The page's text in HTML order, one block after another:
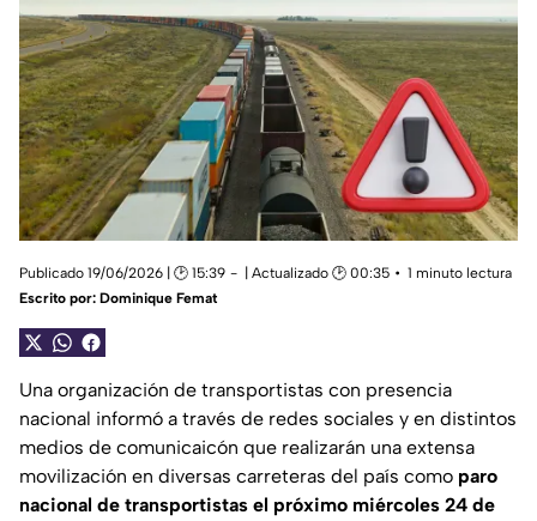
Publicado 19/06/2026 | 🕑 15:39 | Actualizado 🕑 00:35
1 minuto lectura
Escrito por: Dominique Femat
Una organización de transportistas con presencia
nacional informó a través de redes sociales y en distintos
medios de comunicaicón que realizarán una extensa
movilización en diversas carreteras del país como paro
nacional de transportistas el próximo miércoles 24 de